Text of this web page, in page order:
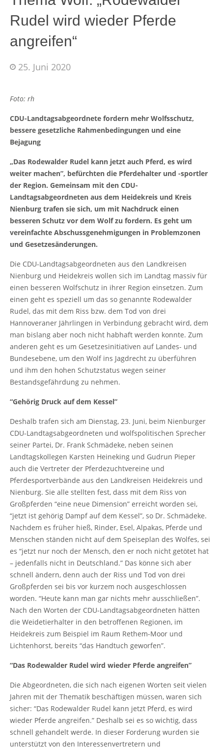
Rudel wird wieder Pferde
angreifen“
25. Juni 2020
Foto: rh
CDU-Landtagsabgeordnete fordern mehr Wolfsschutz,
bessere gesetzliche Rahmenbedingungen und eine
Bejagung
„Das Rodewalder Rudel kann jetzt auch Pferd, es wird
weiter machen”, befürchten die Pferdehalter und -sportler
der Region. Gemeinsam mit den CDU-
Landtagsabgeordneten aus dem Heidekreis und Kreis
Nienburg trafen sie sich, um mit Nachdruck einen
besseren Schutz vor dem Wolf zu fordern. Es geht um
vereinfachte Abschussgenehmigungen in Problemzonen
und Gesetzesänderungen.
Die CDU-Landtagsabgeordneten aus den Landkreisen
Nienburg und Heidekreis wollen sich im Landtag massiv für
einen besseren Wolfschutz in ihrer Region einsetzen. Zum
einen geht es speziell um das so genannte Rodewalder
Rudel, das mit dem Riss bzw. dem Tod von drei
Hannoveraner Jährlingen in Verbindung gebracht wird, dem
man bislang aber noch nicht habhaft werden konnte. Zum
anderen geht es um Gesetzesinitiativen auf Landes- und
Bundesebene, um den Wolf ins Jagdrecht zu überführen
und ihm den hohen Schutzstatus wegen seiner
Bestandsgefährdung zu nehmen.
“Gehörig Druck auf dem Kessel”
Deshalb trafen sich am Dienstag, 23. Juni, beim Nienburger
CDU-Landtagsabgeordneten und wolfspolitischen Sprecher
seiner Partei, Dr. Frank Schmädeke, neben seinen
Landtagskollegen Karsten Heineking und Gudrun Pieper
auch die Vertreter der Pferdezuchtvereine und
Pferdesportverbände aus den Landkreisen Heidekreis und
Nienburg. Sie alle stellten fest, dass mit dem Riss von
Großpferden “eine neue Dimension” erreicht worden sei,
“jetzt ist gehörig Dampf auf dem Kessel”, so Dr. Schmädeke.
Nachdem es früher hieß, Rinder, Esel, Alpakas, Pferde und
Menschen ständen nicht auf dem Speiseplan des Wolfes, sei
es “jetzt nur noch der Mensch, den er noch nicht getötet hat
– jedenfalls nicht in Deutschland.” Das könne sich aber
schnell ändern, denn auch der Riss und Tod von drei
Großpferden sei bis vor kurzem noch ausgeschlossen
worden. “Heute kann man gar nichts mehr ausschließen”.
Nach den Worten der CDU-Landtagsabgeordneten hätten
die Weidetierhalter in den betroffenen Regionen, im
Heidekreis zum Beispiel im Raum Rethem-Moor und
Lichtenhorst, bereits “das Handtuch geworfen”.
“Das Rodewalder Rudel wird wieder Pferde angreifen”
Die Abgeordneten, die sich nach eigenen Worten seit vielen
Jahren mit der Thematik beschäftigen müssen, waren sich
sicher: “Das Rodewalder Rudel kann jetzt Pferd, es wird
wieder Pferde angreifen.” Deshalb sei es so wichtig, dass
schnell gehandelt werde. In dieser Forderung wurden sie
unterstützt von den Interessenvertretern und